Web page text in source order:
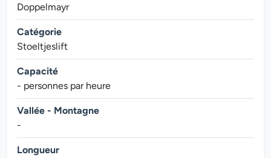
Doppelmayr
Catégorie
Stoeltjeslift
Capacité
- personnes par heure
Vallée - Montagne
-
Longueur